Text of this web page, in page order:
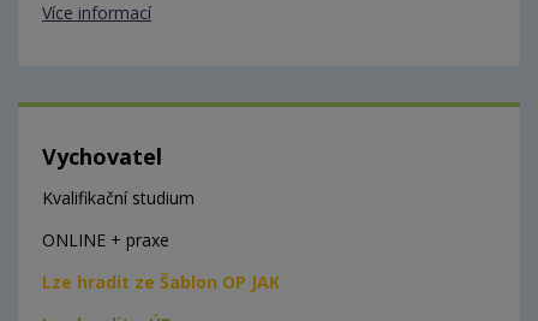
Více informací
Vychovatel
Kvalifikační studium
ONLINE + praxe
Lze hradit ze Šablon OP JAK